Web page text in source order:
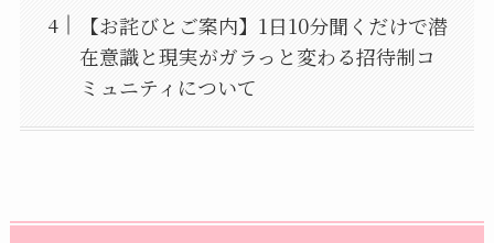
【お詫びとご案内】1日10分聞くだけで潜
在意識と現実がガラっと変わる招待制コ
ミュニティについて